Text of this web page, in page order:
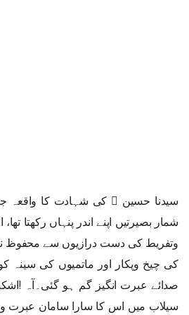
سیدنا حسین ﷜ کی شہادت کا واقعہ
شمار بصیرتیں اپنے اندر پنہاں رکھتا
وتفریط کی دست درازیوں سے محفوظ
کی چیخ وپکار اور ماتمیوں کی
صدائے عبرت انگیز گم ہو گئی۔آہ
سیلاب میں اس کا سارا سامان عبرت